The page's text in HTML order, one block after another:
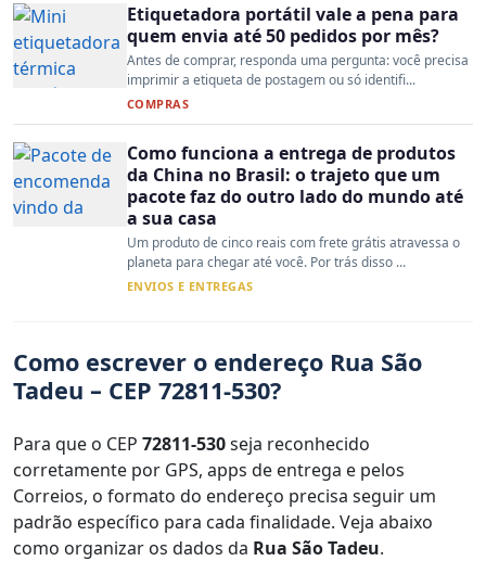
Etiquetadora portátil vale a pena para
quem envia até 50 pedidos por mês?
Antes de comprar, responda uma pergunta: você precisa
imprimir a etiqueta de postagem ou só identifi...
COMPRAS
Como funciona a entrega de produtos
da China no Brasil: o trajeto que um
pacote faz do outro lado do mundo até
a sua casa
Um produto de cinco reais com frete grátis atravessa o
planeta para chegar até você. Por trás disso ...
ENVIOS E ENTREGAS
Como escrever o endereço Rua São
Tadeu – CEP 72811-530?
Para que o CEP 72811-530seja reconhecido
corretamente por GPS, apps de entrega e pelos
Correios, o formato do endereço precisa seguir um
padrão específico para cada finalidade. Veja abaixo
como organizar os dados da Rua São Tadeu.